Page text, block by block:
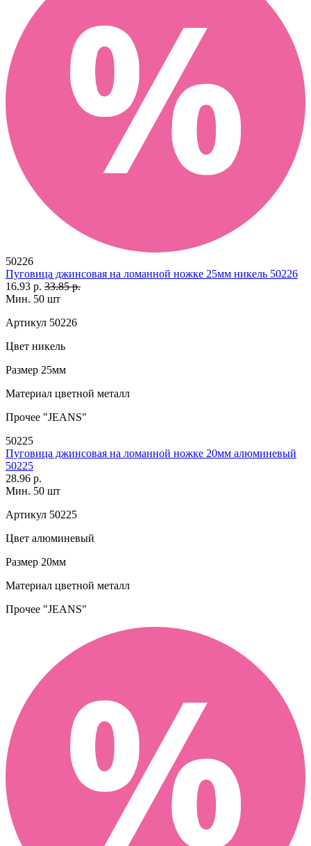
50226
Пуговица джинсовая на ломанной ножке 25мм никель 50226
16.93 р. 33.85 р.
Мин. 50 шт
Артикул 50226
Цвет никель
Размер 25мм
Материал цветной металл
Прочее "JEANS"
50225
Пуговица джинсовая на ломанной ножке 20мм алюминевый
50225
28.96 р.
Мин. 50 шт
Артикул 50225
Цвет алюминевый
Размер 20мм
Материал цветной металл
Прочее "JEANS"